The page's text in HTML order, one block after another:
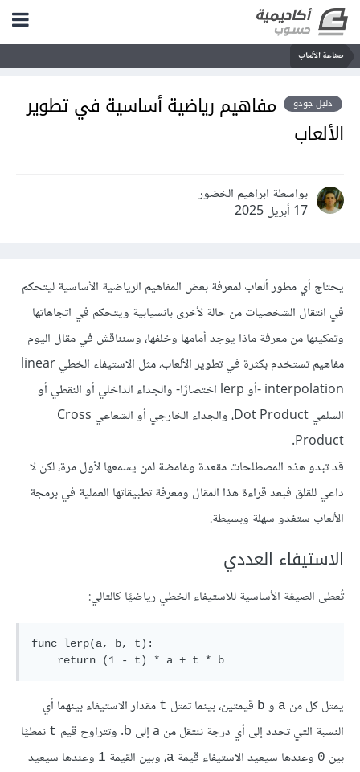
صناعة الألعاب
دليل جودو
مفاهيم رياضية أساسية في تطوير
اﻷلعاب
بواسطة ابراهيم الخضور
17 أبريل 2025
يحتاج أي مطور ألعاب لمعرفة بعض المفاهيم الرياضية الأساسية ليتحكم
في انتقال الشخصيات من حالة لأخرى بانسيابية ويتحكم في اتجاهاتها
وتمكينها من معرفة ماذا يوجد أمامها وخلفها، وسنناقش في مقال اليوم
مفاهيم تستخدم بكثرة في تطوير اﻷلعاب، مثل الاستيفاء الخطي linear
interpolation -أو lerp اختصارًا- والجداء الداخلي أو النقطي أو
السلمي Dot Product، والجداء الخارجي أو الشعاعي Cross
Product.
قد تبدو هذه المصطلحات مقعدة وغامضة لمن يسمعها لأول مرة، لكن لا
داعي للقلق فبعد قراءة هذا المقال ومعرفة تطبيقاتها العملية في برمجة
اﻷلعاب ستغدو سهلة وبسيطة.
الاستيفاء العددي
تُعطى الصيغة اﻷساسية للاستيفاء الخطي رياضيًا كالتالي:
func lerp(a, b, t):
يمثل كل من a و b قيمتين، بينما تمثل t مقدار الاستيفاء بينهما أي
النسبة التي تحدد إلى أي درجة ننتقل من a إلى b. وتتراوح قيم
t نمطيًا
بين 0 وعندها سيعيد الاستيفاء قيمة a، وبين القيمة 1 وعندها سيعيد